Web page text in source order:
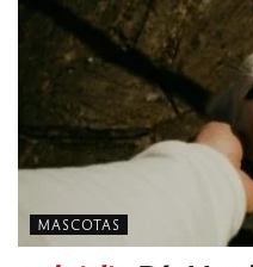
MASCOTAS